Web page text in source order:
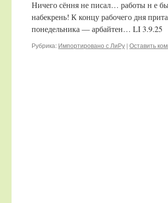
Ничего сёння не писал… работы н е
набекрень! К концу рабочего дня
понедельника — арбайтен… LI 3.9.25
Рубрика: Импортировано с ЛиРу | Оставить